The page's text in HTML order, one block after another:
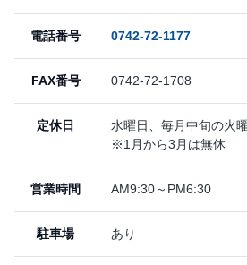
電話番号 0742-72-1177
FAX番号 0742-72-1708
定休日
水曜日、毎月中旬の火
※1月から3月は無休
営業時間 AM9:30～PM6:30
駐車場 あり